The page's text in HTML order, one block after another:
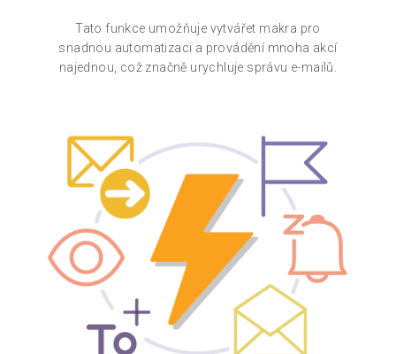
Tato funkce umožňuje vytvářet makra pro
snadnou automatizaci a provádění mnoha akcí
najednou, což značně urychluje správu e-mailů.